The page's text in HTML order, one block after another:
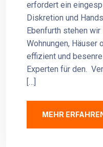
erfordert ein
Diskretion und
Ebenfurth stehen wir
Wohnungen, Häuser
effizient und
Experten für den.
[…]
MEHR